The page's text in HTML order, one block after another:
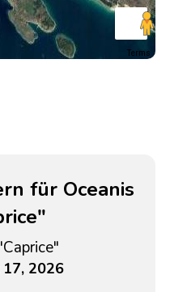
Terms
für Oceanis
2026